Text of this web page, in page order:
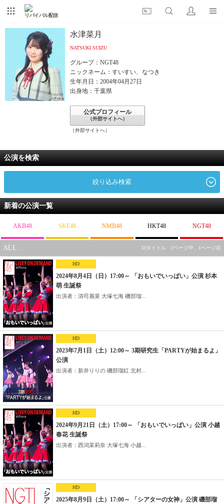
リバイバル配信
水津菜月
NATSUKI SUIZU
グループ：NGT48
ニックネーム：すいすい、なつき
生年月日：2004年04月27日
出身地：千葉県
公式プロフィール
（外部サイトへ）
（外部サイトへ）
公演を検索
絞り込み検索
新着の公演一覧
AKB48 SKE48 NMB48 HKT48 NGT48
ALL 33タイトル 2ページ中 1ページ目
HD
2024年8月4日（日）17:00～ 「おもいでいっぱい」公演 杉本
萌 生誕祭
出演者：清司麗菜 大塚七海 磯部瑠...
HD
2023年7月1日（土）12:00～ 3期研究生「PARTYが始まるよ」
公演
出演者：新井りりの 磯部瑠紅 北村...
HD
2024年9月21日（土）17:00～ 「おもいでいっぱい」公演 小越
春花 生誕祭
出演者：西潟茉莉奈 大塚七海 小越...
HD
2025年8月9日（土）17:00～ 「シアターの女神」公演 磯部瑠